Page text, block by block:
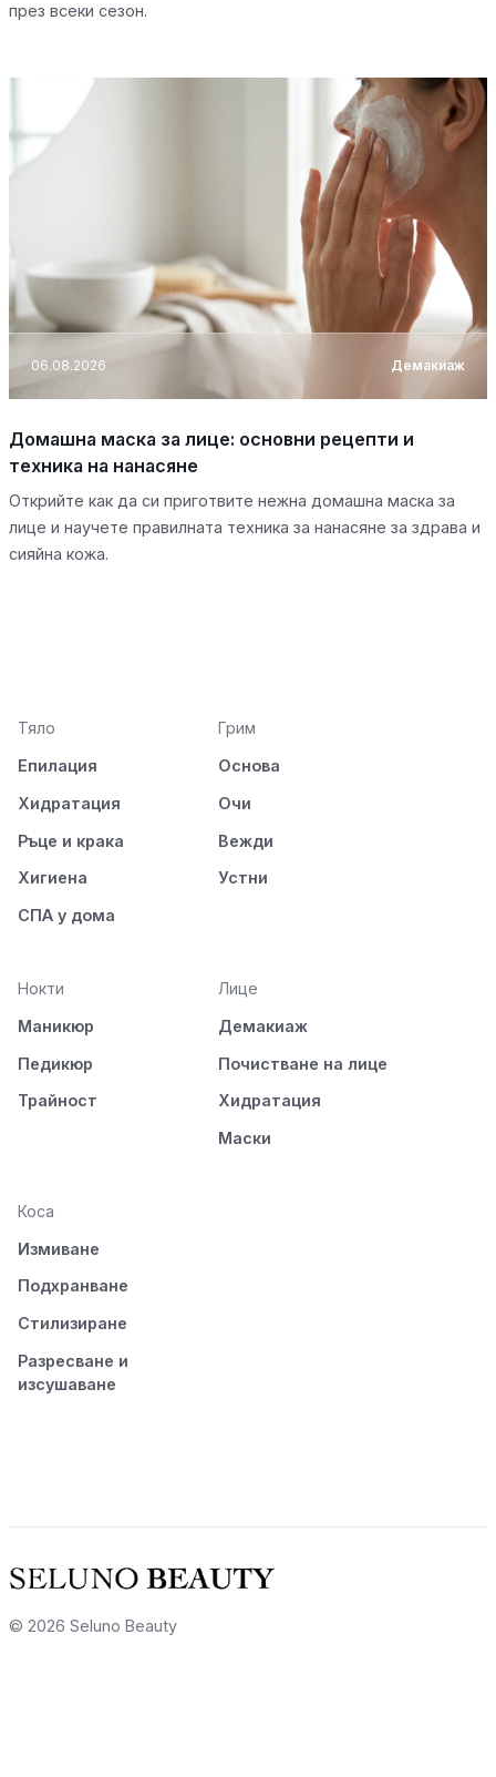
през всеки сезон.
06.08.2026 Демакиаж
Домашна маска за лице: основни рецепти и
техника на нанасяне
Открийте как да си приготвите нежна домашна маска за
лице и научете правилната техника за нанасяне за здрава и
сияйна кожа.
Тяло
Епилация
Хидратация
Ръце и крака
Хигиена
СПА у дома
Грим
Основа
Очи
Вежди
Устни
Нокти
Маникюр
Педикюр
Трайност
Лице
Демакиаж
Почистване на лице
Хидратация
Маски
Коса
Измиване
Подхранване
Стилизиране
Разресване и
изсушаване
© 2026 Seluno Beauty